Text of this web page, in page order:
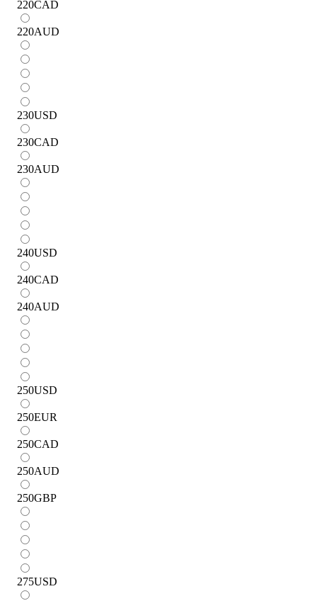
220CAD
220AUD
230USD
230CAD
230AUD
240USD
240CAD
240AUD
250USD
250EUR
250CAD
250AUD
250GBP
275USD